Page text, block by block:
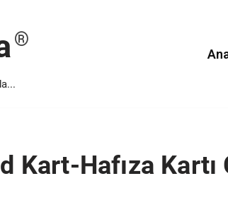
Kart-Hafıza Kartı